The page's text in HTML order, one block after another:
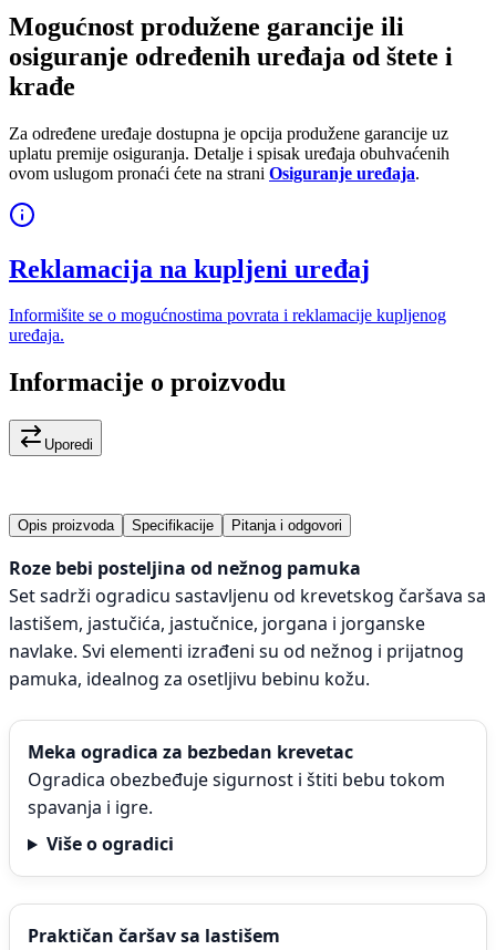
Mogućnost produžene garancije ili
osiguranje određenih uređaja od štete i
krađe
Za određene uređaje dostupna je opcija produžene garancije uz
uplatu premije osiguranja. Detalje i spisak uređaja obuhvaćenih
ovom uslugom pronaći ćete na strani Osiguranje uređaja.
Reklamacija na kupljeni uređaj
Informišite se o mogućnostima povrata i reklamacije kupljenog
uređaja.
Informacije o proizvodu
Uporedi
Opis proizvoda Specifikacije Pitanja i odgovori
Roze bebi posteljina od nežnog pamuka
Set sadrži ogradicu sastavljenu od krevetskog čaršava sa
lastišem, jastučića, jastučnice, jorgana i jorganske
navlake. Svi elementi izrađeni su od nežnog i prijatnog
pamuka, idealnog za osetljivu bebinu kožu.
Meka ogradica za bezbedan krevetac
Ogradica obezbeđuje sigurnost i štiti bebu tokom
spavanja i igre.
Više o ogradici
Praktičan čaršav sa lastišem